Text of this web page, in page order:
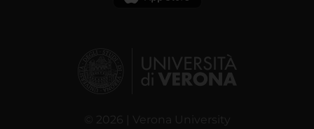
© 2026 | Verona University